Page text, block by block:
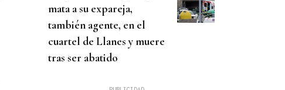
mata a su expareja,
también agente, en el
cuartel de Llanes y muere
tras ser abatido